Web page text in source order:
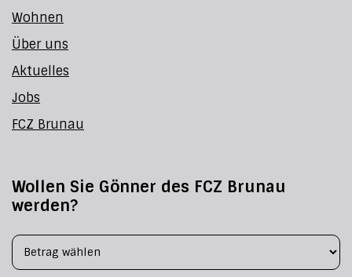
Wohnen
Über uns
Aktuelles
Jobs
FCZ Brunau
Wollen Sie Gönner des FCZ Brunau
werden?